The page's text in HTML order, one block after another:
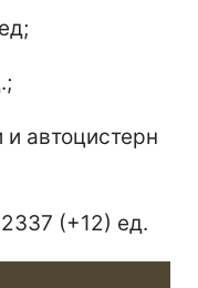
и автоцистерн
(+12) ед.